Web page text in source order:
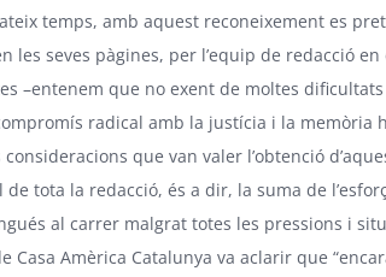
temps, amb aquest reconeixement es
les seves pàgines, per l’equip de redacció
–entenem que no exent de moltes
radical amb la justícia i la memòria
que van valer l’obtenció
de tota la redacció, és a dir, la suma de
al carrer malgrat totes les pressions i
Casa Amèrica Catalunya va aclarir que